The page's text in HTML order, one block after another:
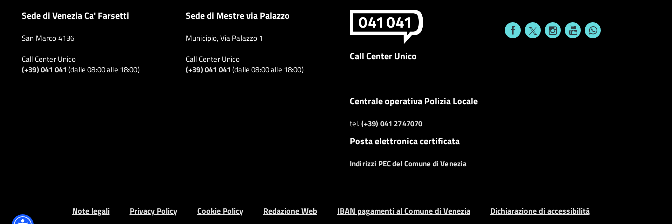
Sede di Venezia Ca' Farsetti
San Marco 4136
Call Center Unico
(+39) 041 041(dalle 08:00 alle 18:00)
Sede di Mestre via Palazzo
Municipio, Via Palazzo 1
Call Center Unico
(+39) 041 041(dalle 08:00 alle 18:00)
Call Center Unico
Centrale operativa Polizia Locale
tel.(+39) 041 2747070
Posta elettronica certificata
Indirizzi PEC del Comune di Venezia
Note legali Privacy Policy Cookie Policy Redazione Web IBAN pagamenti al Comune di Venezia
Dichiarazione di accessibilità